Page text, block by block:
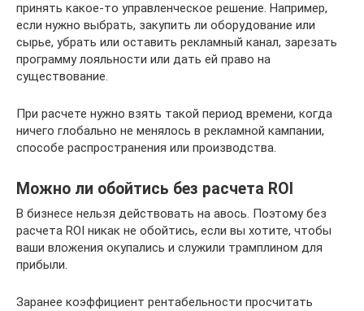
принять какое-то управленческое решение. Например,
если нужно выбрать, закупить ли оборудование или
сырье, убрать или оставить рекламный канал, зарезать
программу лояльности или дать ей право на
существование.
При расчете нужно взять такой период времени, когда
ничего глобально не менялось в рекламной кампании,
способе распространения или производства.
Можно ли обойтись без расчета ROI
В бизнесе нельзя действовать на авось. Поэтому без
расчета ROI никак не обойтись, если вы хотите, чтобы
ваши вложения окупались и служили трамплином для
прибыли.
Заранее коэффициент рентабельности просчитать